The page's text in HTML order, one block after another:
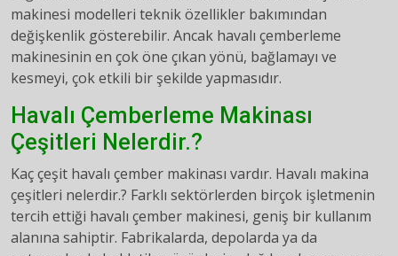
makinesi modelleri teknik özellikler bakımından
değişkenlik gösterebilir. Ancak havalı çemberleme
makinesinin en çok öne çıkan yönü, bağlamayı ve
kesmeyi, çok etkili bir şekilde yapmasıdır.
Havalı Çemberleme Makinası
Çeşitleri Nelerdir.?
Kaç çeşit havalı çember makinası vardır. Havalı makina
çeşitleri nelerdir.? Farklı sektörlerden birçok işletmenin
tercih ettiği havalı çember makinesi, geniş bir kullanım
alanına sahiptir. Fabrikalarda, depolarda ya da